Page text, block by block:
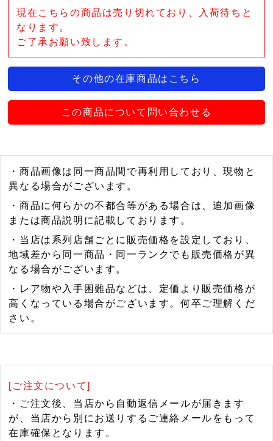
現在こちらの商品は売り切れており、入荷待ちと
なります。
ご了承お願い致します。
その他の在庫商品はこちら
この商品について問い合わせる
・商品画像は同一商品間で再利用しており、現物と
異なる場合がございます。
・商品に何らかの不都合等がある場合は、追加画像
または商品説明に記載しております。
・当店は系列店舗ごとに販売価格を設定しており、
地域差から同一商品・同一ランクでも販売価格が異
なる場合がございます。
・レア物や入手困難品などは、定価より販売価格が
高くなっている場合がございます。何卒ご理解くだ
さい。
[ご注文について]
・ご注文後、当店から自動返信メールが届きます
が、当店から別にお送りするご連絡メールをもって
在庫確保となります。